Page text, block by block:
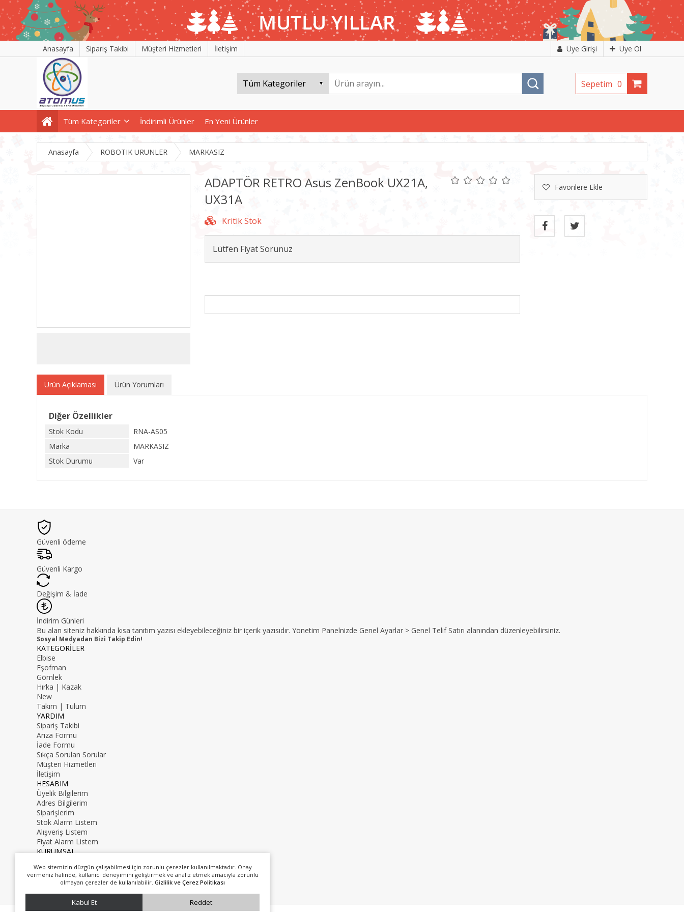
Anasayfa Sipariş Takibi Müşteri Hizmetleri İletişim Üye Girişi Üye Ol
Sepetim 0
Tüm Kategoriler İndirimli Ürünler En Yeni Ürünler
Web sitemizin düzgün çalışabilmesi için zorunlu çerezler kullanılmaktadır. Onay
vermeniz halinde, kullanıcı deneyimini geliştirmek ve analiz etmek amacıyla zorunlu
olmayan çerezler de kullanılabilir. Gizlilik ve Çerez Politikası
Kabul Et Reddet
Anasayfa ROBOTIK URUNLER MARKASIZ
ADAPTÖR RETRO Asus ZenBook UX21A,
UX31A
Favorilere Ekle
Lütfen Fiyat Sorunuz
Ürün Açıklaması Ürün Yorumları
Diğer Özellikler
Stok Kodu
RNA-AS05
Marka
MARKASIZ
Stok Durumu
Var
Güvenli ödeme
Güvenli Kargo
Değişim & İade
İndirim Günleri
Bu alan siteniz hakkında kısa tanıtım yazısı ekleyebileceğiniz bir içerik yazısıdır. Yönetim Panelnizde Genel Ayarlar > Genel Telif Satırı alanından düzenleyebilirsiniz.
Sosyal Medyadan Bizi Takip Edin!
KATEGORİLER
Elbise
Eşofman
Gömlek
Hırka | Kazak
New
Takım | Tulum
YARDIM
Sipariş Takibi
Arıza Formu
İade Formu
Sıkça Sorulan Sorular
Müşteri Hizmetleri
İletişim
HESABIM
Üyelik Bilgilerim
Adres Bilgilerim
Siparişlerim
Stok Alarm Listem
Alışveriş Listem
Fiyat Alarm Listem
KURUMSAL
Hakkımızda
0216 000 00 00